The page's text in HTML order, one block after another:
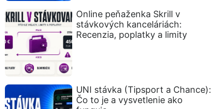
Online peňaženka Skrill v
stávkových kanceláriách:
Recenzia, poplatky a limity
UNI stávka (Tipsport a Chance):
Čo to je a vysvetlenie ako